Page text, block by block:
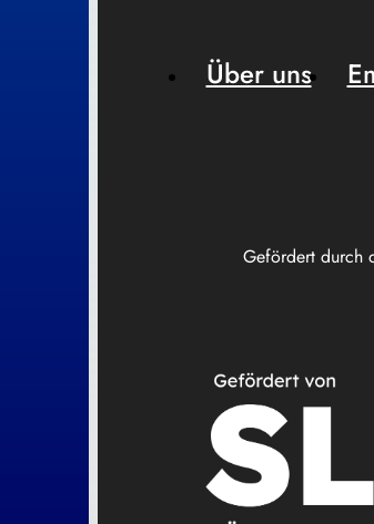
Gefördert durch
Über uns